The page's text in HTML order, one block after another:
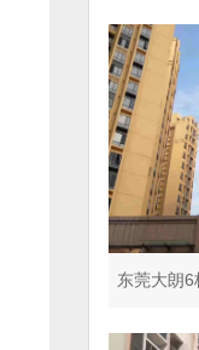
东莞大朗